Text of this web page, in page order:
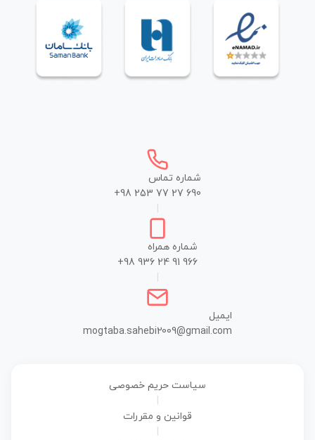
شماره تماس
+98 253 77 27 690
شماره همراه
+98 936 24 91 966
ایمیل
mogtaba.sahebi2009@gmail.com
سیاست حریم خصوصی
قوانین و مقررات